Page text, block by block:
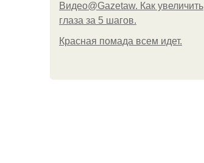
Видео@Gazetaw. Как увеличить
глаза за 5 шагов.
Красная помада всем идет.